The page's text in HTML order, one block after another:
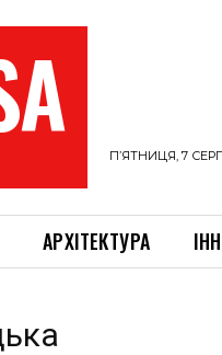
П’ЯТНИЦЯ, 7
АРХІТЕКТУРА